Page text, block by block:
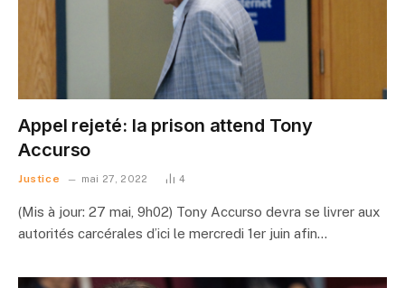
Appel rejeté: la prison attend Tony
Accurso
Justice mai 27, 2022 4
(Mis à jour: 27 mai, 9h02) Tony Accurso devra se livrer aux
autorités carcérales d’ici le mercredi 1er juin afin…